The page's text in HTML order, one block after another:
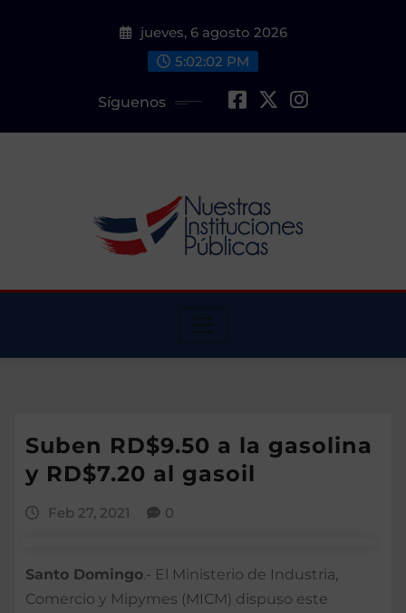
jueves, 6 agosto 2026
5:02:03 PM
Síguenos
Suben RD$9.50 a la gasolina
y RD$7.20 al gasoil
Feb 27, 2021 0
Santo Domingo.- El Ministerio de Industria,
Comercio y Mipymes (MICM) dispuso este